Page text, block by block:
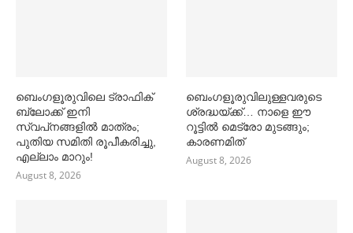
ബെംഗളൂരുവിലെ ട്രാഫിക്
ബ്ലോക്ക് ഇനി
സ്വപ്‌നങ്ങളില്‍ മാത്രം;
പുതിയ സമിതി രൂപീകരിച്ചു,
എല്ലാം മാറും!
August 8, 2026
ബെംഗളൂരുവിലുള്ളവരുടെ
ശ്രദ്ധയ്ക്ക്… നാളെ ഈ
റൂട്ടില്‍ മെട്രോ മുടങ്ങും;
കാരണമിത്
August 8, 2026